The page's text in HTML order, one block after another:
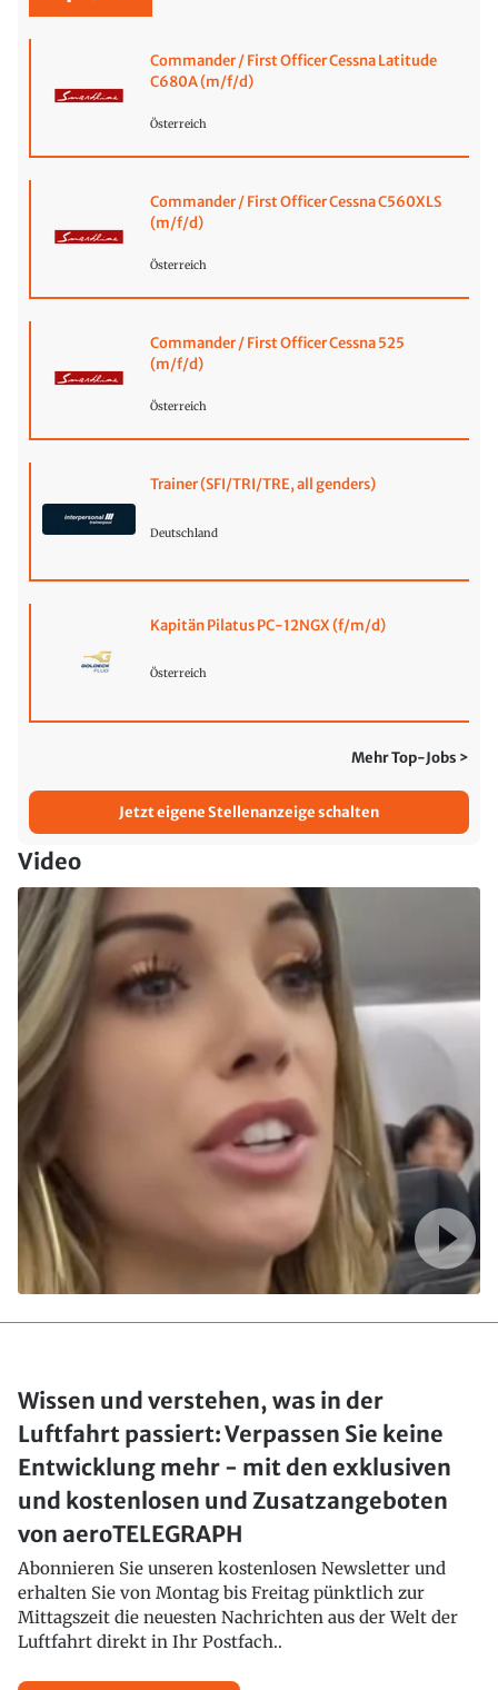
Commander / First Officer Cessna Latitude
C680A (m/f/d)
Österreich
Commander / First Officer Cessna C560XLS
(m/f/d)
Österreich
Commander / First Officer Cessna 525
(m/f/d)
Österreich
Trainer (SFI/TRI/TRE, all genders)
Deutschland
Kapitän Pilatus PC-12NGX (f/m/d)
Österreich
Mehr Top-Jobs >
Jetzt eigene Stellenanzeige schalten
Video
Wissen und verstehen, was in der
Luftfahrt passiert: Verpassen Sie keine
Entwicklung mehr - mit den exklusiven
und kostenlosen und Zusatzangeboten
von aeroTELEGRAPH
Abonnieren Sie unseren kostenlosen Newsletter und
erhalten Sie von Montag bis Freitag pünktlich zur
Mittagszeit die neuesten Nachrichten aus der Welt der
Luftfahrt direkt in Ihr Postfach..